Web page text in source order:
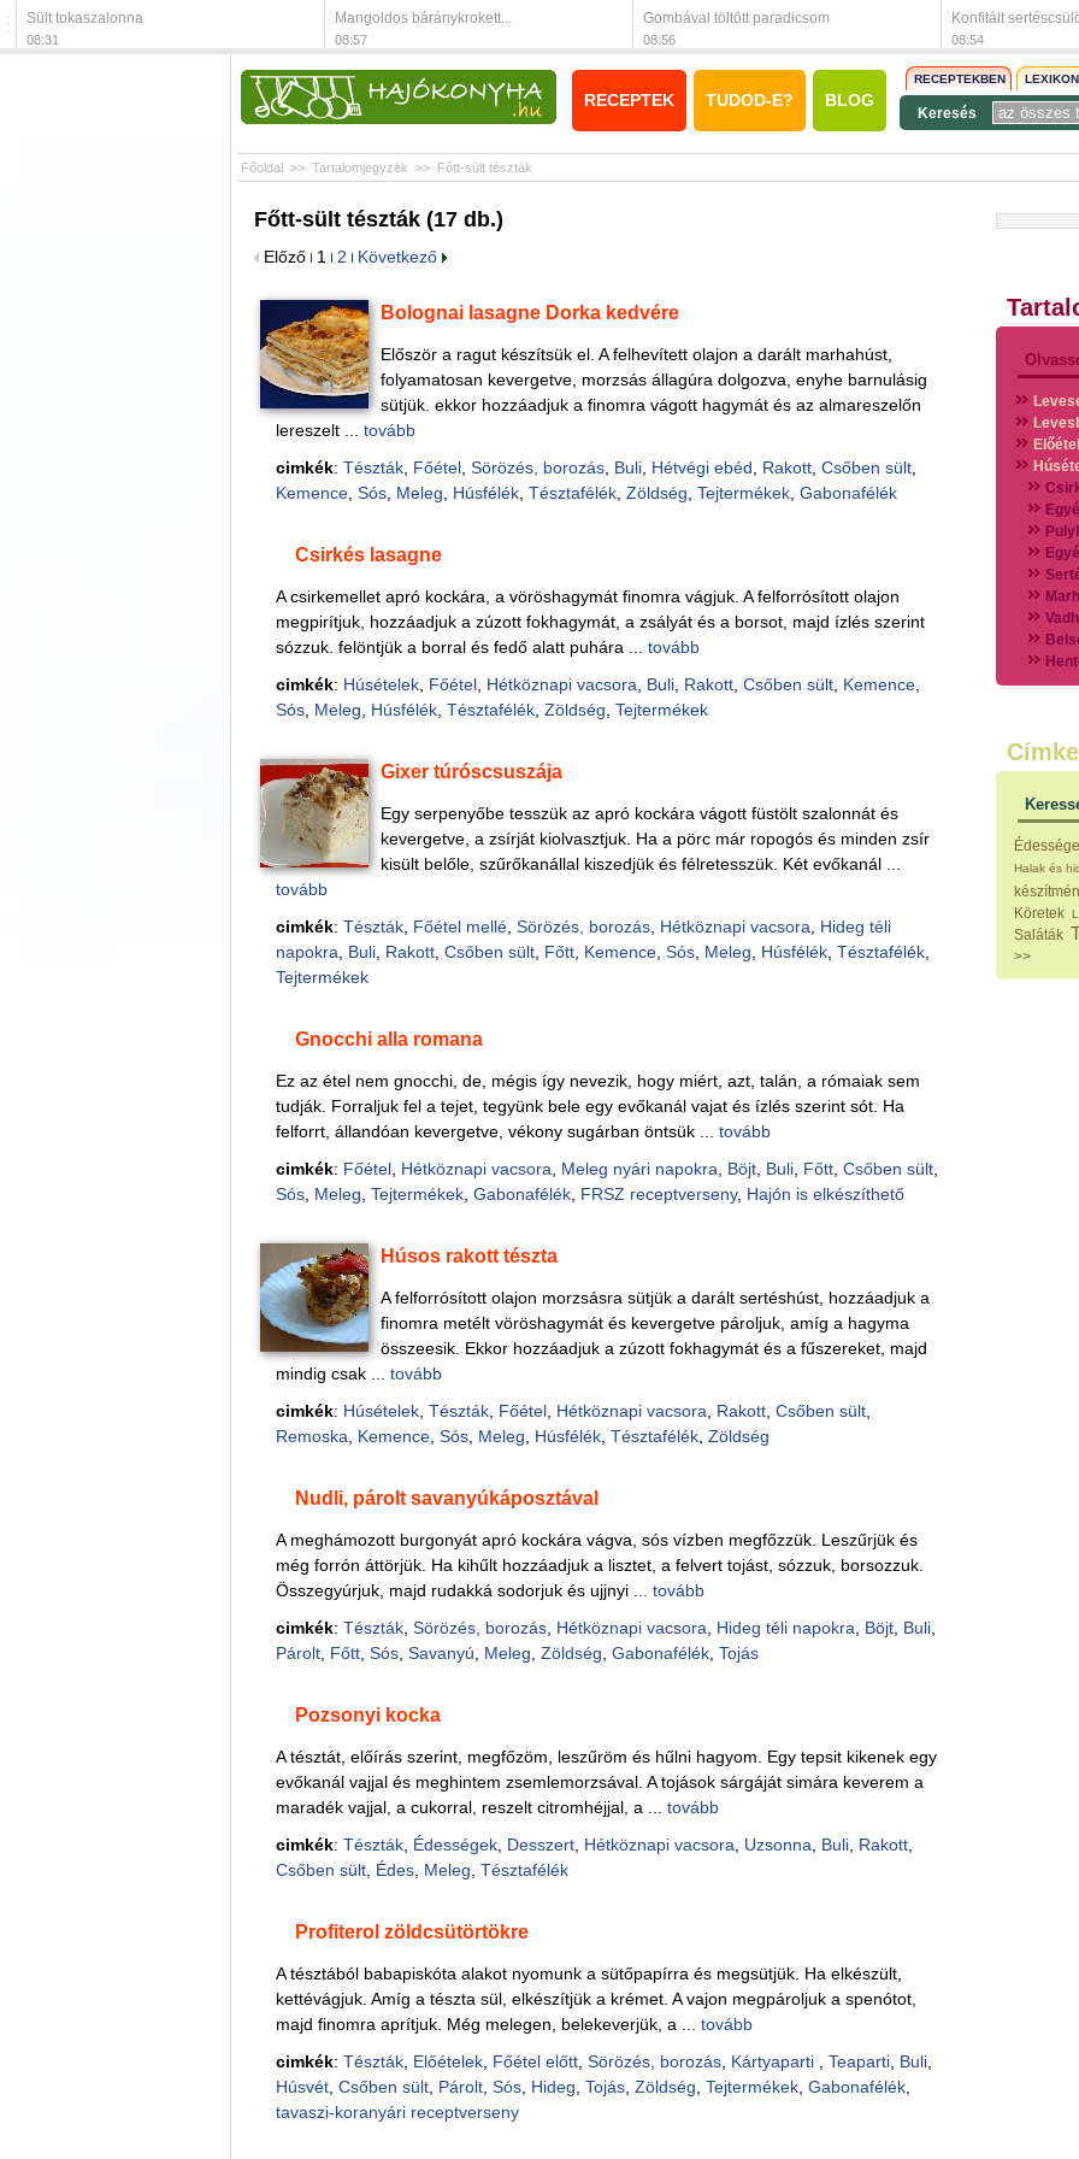
Sült tokaszalonna
08:31
Mangoldos báránykrokett...
08:57
Gombával töltött paradicsom
08:56
Konfitált
08:54
RECEPTEK TUDOD-E? BLOG
RECEPTEKBEN
Keresés
Főoldal >> Tartalomjegyzék >> Főtt-sült tészták
Főtt-sült tészták (17 db.)
Előző 1 2 Következő
Bolognai lasagne Dorka kedvére
Először a ragut készítsük el. A felhevített olajon a darált marhahúst,
folyamatosan kevergetve, morzsás állagúra dolgozva, enyhe barnulásig
sütjük. ekkor hozzáadjuk a finomra vágott hagymát és az almareszelőn
lereszelt ... tovább
cimkék: Tészták, Főétel, Sörözés, borozás, Buli, Hétvégi ebéd Rakott, Csőben sült,
Kemence, Sós, Meleg Húsfélék, Tésztafélék, Zöldség Tejtermékek, Gabonafélék
Csirkés lasagne
A csirkemellet apró kockára, a vöröshagymát finomra vágjuk. A felforrósított olajon
megpirítjuk, hozzáadjuk a zúzott fokhagymát, a zsályát és a borsot, majd ízlés szerint
sózzuk. felöntjük a borral és fedő alatt puhára ... tovább
cimkék: Húsételek, Főétel, Hétköznapi vacsora Buli, Rakott, Csőben sült, Kemence,
Sós, Meleg Húsfélék, Tésztafélék, Zöldség Tejtermékek
Gixer túróscsuszája
Egy serpenyőbe tesszük az apró kockára vágott füstölt szalonnát és
kevergetve, a zsírját kiolvasztjuk. Ha a pörc már ropogós és minden zsír
kisült belőle, szűrőkanállal kiszedjük és félretesszük. Két evőkanál ...
tovább
cimkék: Tészták, Főétel mellé, Sörözés, borozás, Hétköznapi vacsora
Hideg téli
napokra
Buli, Rakott, Csőben sült, Főtt, Kemence, Sós, Meleg Húsfélék, Tésztafélék,
Tejtermékek
Gnocchi alla romana
Ez az étel nem gnocchi, de, mégis így nevezik, hogy miért, azt, talán, a rómaiak sem
tudják. Forraljuk fel a tejet, tegyünk bele egy evőkanál vajat és ízlés szerint sót. Ha
felforrt, állandóan kevergetve, vékony sugárban öntsük ... tovább
cimkék: Főétel, Hétköznapi vacsora Meleg nyári napokra Böjt, Buli, Főtt, Csőben sült,
Sós, Meleg Tejtermékek, Gabonafélék, FRSZ receptverseny, Hajón is elkészíthető
Húsos rakott tészta
A felforrósított olajon morzsásra sütjük a darált sertéshúst, hozzáadjuk a
finomra metélt vöröshagymát és kevergetve pároljuk, amíg a hagyma
összeesik. Ekkor hozzáadjuk a zúzott fokhagymát és a fűszereket, majd
mindig csak ... tovább
cimkék: Húsételek, Tészták, Főétel, Hétköznapi vacsora Rakott, Csőben sült,
Remoska
Kemence, Sós, Meleg Húsfélék, Tésztafélék, Zöldség
Nudli, párolt savanyúkáposztával
A meghámozott burgonyát apró kockára vágva, sós vízben megfőzzük. Leszűrjük és
még forrón áttörjük. Ha kihűlt hozzáadjuk a lisztet, a felvert tojást, sózzuk, borsozzuk.
Összegyúrjuk, majd rudakká sodorjuk és ujjnyi ... tovább
cimkék: Tészták, Sörözés, borozás, Hétköznapi vacsora Hideg téli napokra Böjt, Buli,
Párolt, Főtt, Sós, Savanyú Meleg Zöldség Gabonafélék, Tojás
Pozsonyi kocka
A tésztát, előírás szerint, megfőzöm, leszűröm és hűlni hagyom. Egy tepsit kikenek egy
evőkanál vajjal és meghintem zsemlemorzsával. A tojások sárgáját simára keverem a
maradék vajjal, a cukorral, reszelt citromhéjjal, a ... tovább
cimkék: Tészták, Édességek, Desszert, Hétköznapi vacsora Uzsonna Buli, Rakott,
Csőben sült, Édes, Meleg Tésztafélék
Profiterol zöldcsütörtökre
A tésztából babapiskóta alakot nyomunk a sütőpapírra és megsütjük. Ha elkészült,
kettévágjuk. Amíg a tészta sül, elkészítjük a krémet. A vajon megpároljuk a spenótot,
majd finomra aprítjuk. Még melegen, belekeverjük, a ... tovább
cimkék: Tészták, Előételek, Főétel előtt, Sörözés, borozás, Kártyaparti Teaparti, Buli,
Húsvét, Csőben sült, Párolt, Sós, Hideg Tojás, Zöldség Tejtermékek, Gabonafélék,
tavaszi-koranyári receptverseny
Halak
Főtt
Halak és
Köretek
Saláták
>>